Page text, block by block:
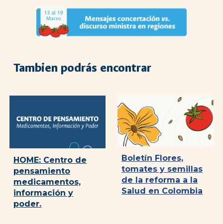
Tambien podrás encontrar
HOME: Centro de
pensamiento
medicamentos,
información y
poder.
Boletín Flores,
tomates y semillas
de la reforma a la
Salud en Colombia